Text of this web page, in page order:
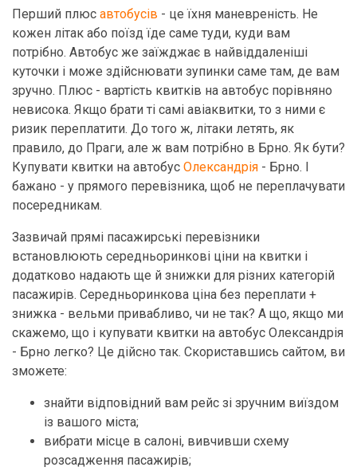
Перший плюс автобусів - це їхня маневреність. Не
кожен літак або поїзд їде саме туди, куди вам
потрібно. Автобус же заїжджає в найвіддаленіші
куточки і може здійснювати зупинки саме там, де вам
зручно. Плюс - вартість квитків на автобус порівняно
невисока. Якщо брати ті самі авіаквитки, то з ними є
ризик переплатити. До того ж, літаки летять, як
правило, до Праги, але ж вам потрібно в Брно. Як бути?
Купувати квитки на автобус Олександрія - Брно. І
бажано - у прямого перевізника, щоб не переплачувати
посередникам.
Зазвичай прямі пасажирські перевізники
встановлюють середньоринкові ціни на квитки і
додатково надають ще й знижки для різних категорій
пасажирів. Середньоринкова ціна без переплати +
знижка - вельми привабливо, чи не так? А що, якщо ми
скажемо, що і купувати квитки на автобус Олександрія
- Брно легко? Це дійсно так. Скориставшись сайтом, ви
зможете:
знайти відповідний вам рейс зі зручним виїздом
із вашого міста;
вибрати місце в салоні, вивчивши схему
розсадження пасажирів;